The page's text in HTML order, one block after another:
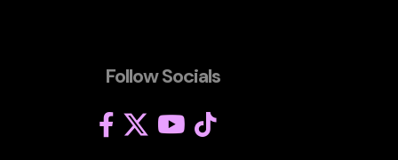
Follow Socials